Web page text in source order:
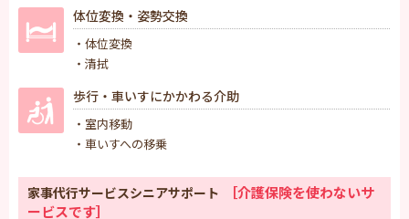
体位変換・姿勢交換
・体位変換
・清拭
歩行・車いすにかかわる介助
・室内移動
・車いすへの移乗
家事代行サービスシニアサポート
［介護保険を使わないサ
ービスです］